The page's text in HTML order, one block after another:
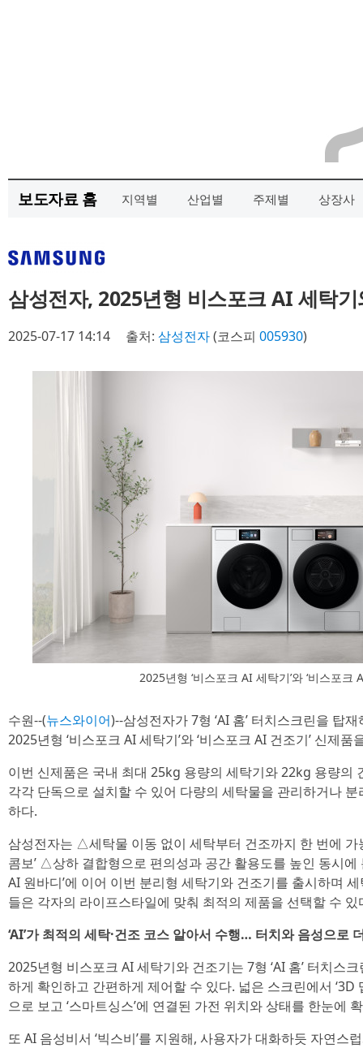
보도자료 홈 지역별 산업별 주제별 상장사
삼성전자, 2025년형 비스포크 AI 세탁
2025-07-17 14:14 출처: 삼성전자(코스피 005930)
2025년형 ‘비스포크 AI 세탁기’와 ‘비스포크
수원--(뉴스와이어)--삼성전자가 7형 ‘AI 홈’ 터치스크린을 탑
2025년형 ‘비스포크 AI 세탁기’와 ‘비스포크 AI 건조기’ 신제품
이번 신제품은 국내 최대 25kg 용량의 세탁기와 22kg 용량의
각각 단독으로 설치할 수 있어 다량의 세탁물을 관리하거나
하다.
삼성전자는 △세탁물 이동 없이 세탁부터 건조까지 한 번에 가
콤보’ △상하 결합형으로 편의성과 공간 활용도를 높인 동시에
AI 원바디’에 이어 이번 분리형 세탁기와 건조기를 출시하며
들은 각자의 라이프스타일에 맞춰 최적의 제품을 선택할 수 있
‘AI’가 최적의 세탁·건조 코스 알아서 수행… 터치와 음성으로
2025년형 비스포크 AI 세탁기와 건조기는 7형 ‘AI 홈’ 터치스
하게 확인하고 간편하게 제어할 수 있다. 넓은 스크린에서 ‘3D
으로 보고 ‘스마트싱스’에 연결된 가전 위치와 상태를 한눈에
또 AI 음성비서 ‘빅스비’를 지원해, 사용자가 대화하듯 자연스